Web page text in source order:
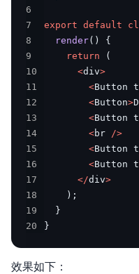
6
7
export default
8
render( )
{
9
return
(
10
<div>
11
<Button
12
<Button>
13
<Button
14
<br />
15
<Button
16
<Button
17
</div>
18
) ;
19
}
20
}
效果如下：